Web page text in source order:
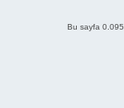
Bu sayfa